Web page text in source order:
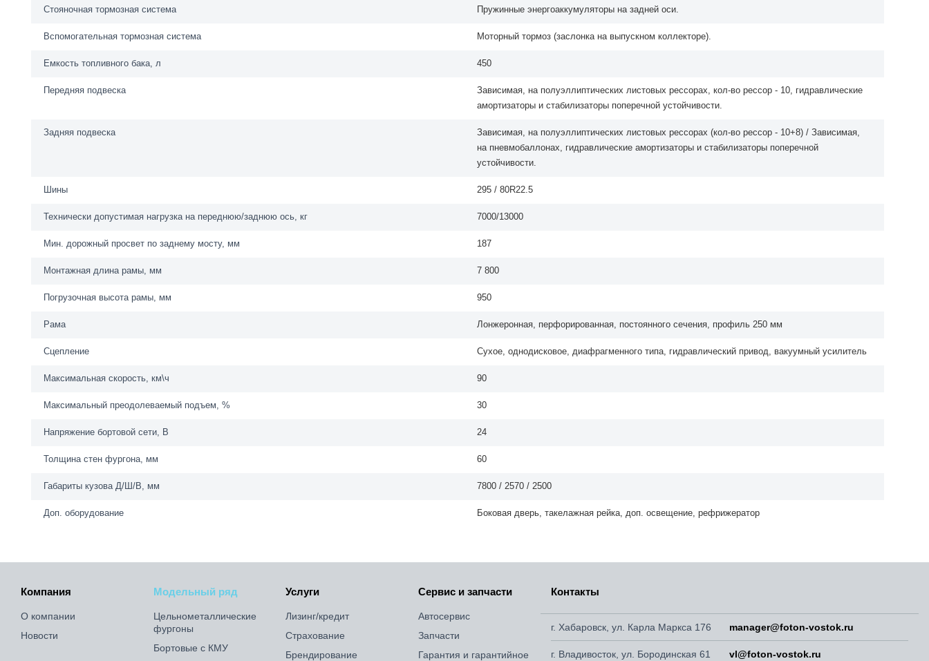
Стояночная тормозная система Пружинные энергоаккумуляторы на задней оси.
Вспомогательная тормозная система Моторный тормоз (заслонка на выпускном коллекторе).
Емкость топливного бака, л 450
Передняя подвеска
Зависимая, на полуэллиптических листовых рессорах, кол-во рессор - 10, гидравлические
амортизаторы и стабилизаторы поперечной устойчивости.
Задняя подвеска
Зависимая, на полуэллиптических листовых рессорах (кол-во рессор - 10+8) / Зависимая,
на пневмобаллонах, гидравлические амортизаторы и стабилизаторы поперечной
устойчивости.
Шины 295 / 80R22.5
Технически допустимая нагрузка на переднюю/заднюю ось, кг 7000/13000
Мин. дорожный просвет по заднему мосту, мм 187
Монтажная длина рамы, мм 7 800
Погрузочная высота рамы, мм 950
Рама Лонжеронная, перфорированная, постоянного сечения, профиль 250 мм
Сцепление Сухое, однодисковое, диафрагменного типа, гидравлический привод, вакуумный усилитель
Максимальная скорость, км\ч 90
Максимальный преодолеваемый подъем, % 30
Напряжение бортовой сети, В 24
Толщина стен фургона, мм 60
Габариты кузова Д/Ш/В, мм 7800 / 2570 / 2500
Доп. оборудование Боковая дверь, такелажная рейка, доп. освещение, рефрижератор
Компания
О компании
Новости
Модельный ряд
Цельнометаллические
фургоны
Бортовые с КМУ
Услуги
Лизинг/кредит
Страхование
Брендирование
Сервис и запчасти
Автосервис
Запчасти
Гарантия и гарантийное
Контакты
г. Хабаровск, ул. Карла Маркса 176 manager@foton-vostok.ru
г. Владивосток, ул. Бородинская 61 vl@foton-vostok.ru